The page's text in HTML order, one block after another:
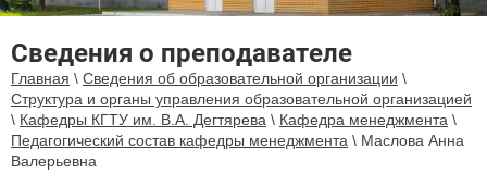
Сведения о преподавателе
Главная \ Сведения об образовательной организации \
Структура и органы управления образовательной организацией
\ Кафедры КГТУ им. В.А. Дегтярева \ Кафедра менеджмента \
Педагогический состав кафедры менеджмента \ Маслова Анна
Валерьевна